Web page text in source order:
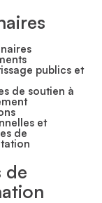
publics et
de soutien à
et
de
de